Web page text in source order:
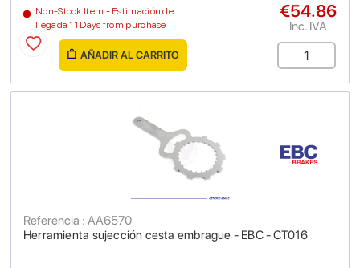
Non-Stock Item - Estimación de
llegada 11 Days from purchase
€54.86
Inc. IVA
AÑADIR AL CARRITO
Herramienta sujección cesta embrague - EBC - CT016
Referencia : AA6570